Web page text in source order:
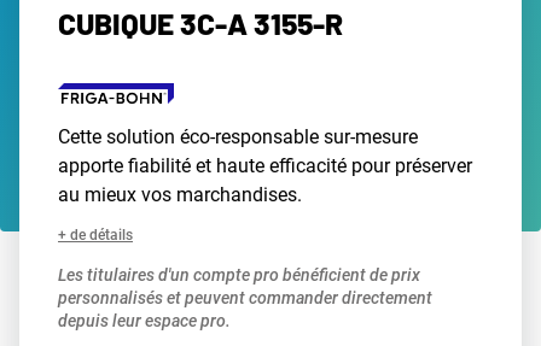
CUBIQUE 3C-A 3155-R
Cette solution éco-responsable sur-mesure
apporte fiabilité et haute efficacité pour préserver
au mieux vos marchandises.
+ de détails
Les titulaires d'un compte pro bénéficient de prix
personnalisés et peuvent commander directement
depuis leur espace pro.